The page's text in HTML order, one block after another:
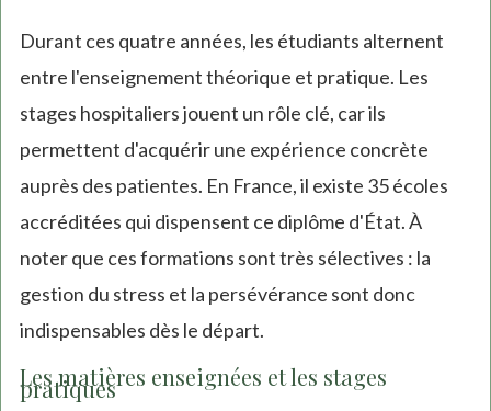
Durant ces quatre années, les étudiants alternent
entre l'enseignement théorique et pratique. Les
stages hospitaliers jouent un rôle clé, car ils
permettent d'acquérir une expérience concrète
auprès des patientes. En France, il existe 35 écoles
accréditées qui dispensent ce diplôme d'État. À
noter que ces formations sont très sélectives : la
gestion du stress et la persévérance sont donc
indispensables dès le départ.
Les matières enseignées et les stages
pratiques